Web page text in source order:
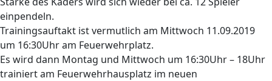
einpendeln.
Trainingsauftakt ist vermutlich am Mittwoch 11.09.2019
um 16:30Uhr am Feuerwehrplatz.
Es wird dann Montag und Mittwoch um 16:30Uhr – 18Uhr
trainiert am Feuerwehrhausplatz im neuen